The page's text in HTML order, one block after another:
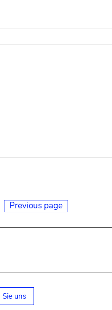
Previous page
uns